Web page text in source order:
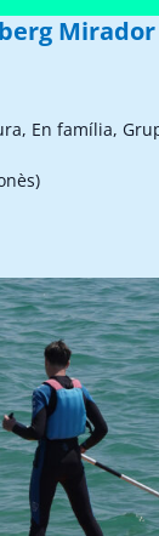
En família,